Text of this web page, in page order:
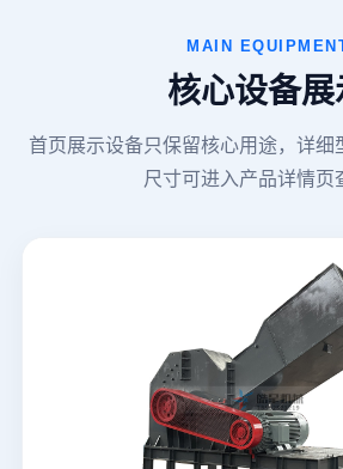
MAIN
核心设备展
首页展示设备只保留核心用途，详细
尺寸可进入产品详情页